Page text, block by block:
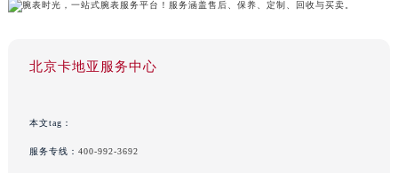
北京卡地亚服务中心
本文tag：
服务专线： 400-992-3692